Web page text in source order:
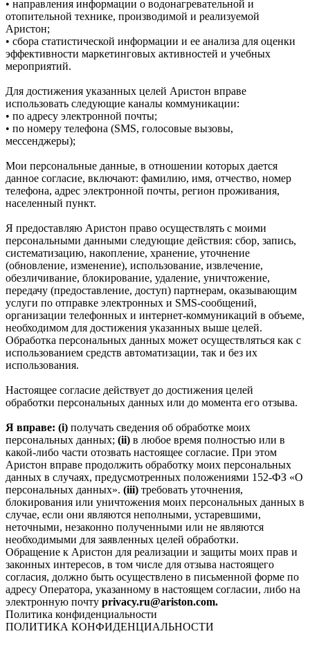
• направления информации о водонагревательной и
отопительной технике, производимой и реализуемой
Аристон;
• сбора статистической информации и ее анализа для оценки
эффективности маркетинговых активностей и учебных
мероприятий.
Для достижения указанных целей Аристон вправе
использовать следующие каналы коммуникации:
• по адресу электронной почты;
• по номеру телефона (SMS, голосовые вызовы,
мессенджеры);
Мои персональные данные, в отношении которых дается
данное согласие, включают: фамилию, имя, отчество, номер
телефона, адрес электронной почты, регион проживания,
населенный пункт.
Я предоставляю Аристон право осуществлять с моими
персональными данными следующие действия: сбор, запись,
систематизацию, накопление, хранение, уточнение
(обновление, изменение), использование, извлечение,
обезличивание, блокирование, удаление, уничтожение,
передачу (предоставление, доступ) партнерам, оказывающим
услуги по отправке электронных и SMS‑сообщений,
организации телефонных и интернет‑коммуникаций в объеме,
необходимом для достижения указанных выше целей.
Обработка персональных данных может осуществляться как с
использованием средств автоматизации, так и без их
использования.
Настоящее согласие действует до достижения целей
обработки персональных данных или до момента его отзыва.
Я вправе: (i) получать сведения об обработке моих
персональных данных; (ii) в любое время полностью или в
какой-либо части отозвать настоящее согласие. При этом
Аристон вправе продолжить обработку моих персональных
данных в случаях, предусмотренных положениями 152-ФЗ «О
персональных данных». (iii) требовать уточнения,
блокирования или уничтожения моих персональных данных в
случае, если они являются неполными, устаревшими,
неточными, незаконно полученными или не являются
необходимыми для заявленных целей обработки.
Обращение к Аристон для реализации и защиты моих прав и
законных интересов, в том числе для отзыва настоящего
согласия, должно быть осуществлено в письменной форме по
адресу Оператора, указанному в настоящем согласии, либо на
электронную почту privacy.ru@ariston.com.
Политика конфиденциальности
ПОЛИТИКА КОНФИДЕНЦИАЛЬНОСТИ